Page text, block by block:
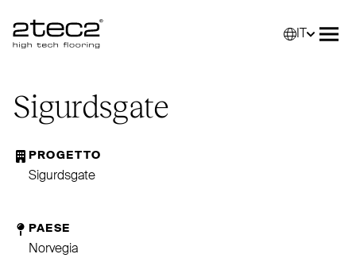
Primary
Sigurdsgate
PROGETTO
Sigurdsgate
PAESE
Norvegia